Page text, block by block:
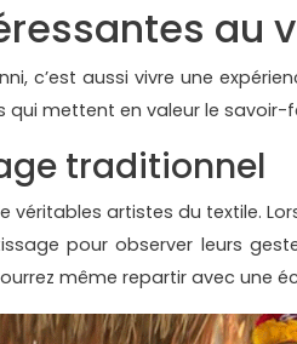
au
c’est aussi vivre une
qui mettent en valeur le
traditionnel
véritables artistes du textile.
pour observer leurs
même repartir avec une